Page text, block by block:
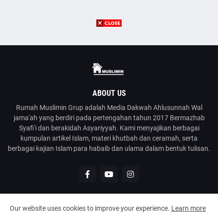
ABOUT US
Rumah Muslimin Grup adalah Media Dakwah Ahlusunnah Wal
jama'ah yang berdiri pada pertengahan tahun 2017 Bermazhab
Syafi'i dan berakidah Asyariyyah. Kami menyajikan berbagai
kumpulan artikel Islam, materi khutbah dan ceramah, serta
berbagai kajian Islam para habaib dan ulama dalam bentuk tulisan.
| Media Dakwah Ahlusunnah Wal Jama'ah
Our website uses cookies to improve your experience. Learn more